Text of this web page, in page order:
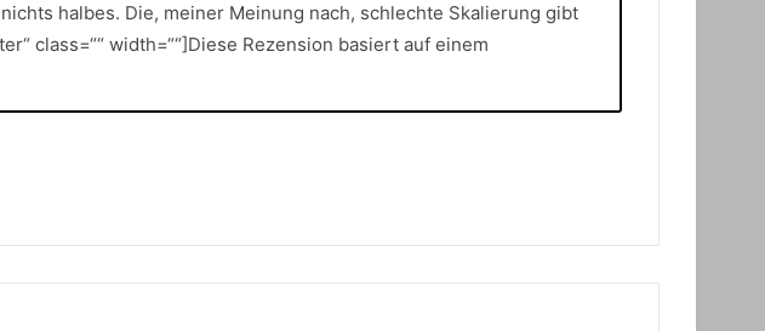
halbes. Die, meiner Meinung nach, schlechte Skalierung gibt
class=““ width=““]Diese Rezension basiert auf einem